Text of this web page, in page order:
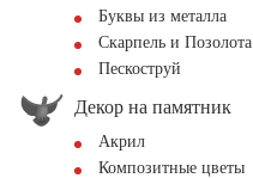
Буквы из металла
Скарпель и Позолота
Пескоструй
Декор на памятник
Акрил
Композитные цветы